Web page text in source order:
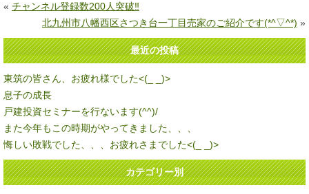
« チャンネル登録数200人突破‼
北九州市八幡西区さつき台一丁目売家のご紹介です(*^▽^*) »
最近の投稿
東筑の皆さん、お疲れ様でした<(_ _)>
息子の成長
戸建投資セミナーを行ないます(^^)/
また今年もこの時期がやってきました、、、
悔しい敗戦でした、、、お疲れさまでした<(_ _)>
カテゴリー別